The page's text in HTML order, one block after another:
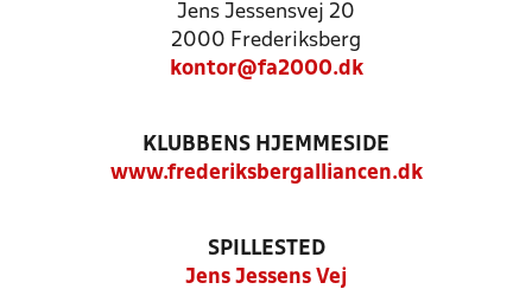
Jens Jessensvej 20
2000 Frederiksberg
kontor@fa2000.dk
KLUBBENS HJEMMESIDE
www.frederiksbergalliancen.dk
SPILLESTED
Jens Jessens Vej